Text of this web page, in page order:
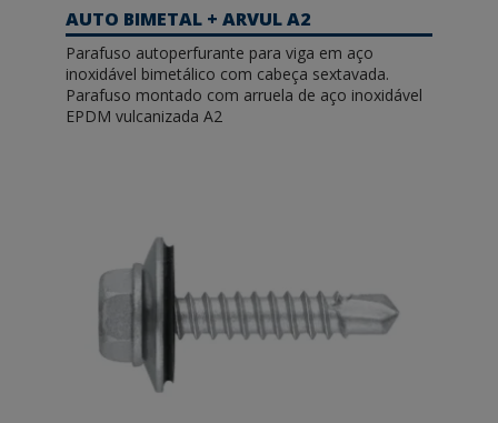
AUTO BIMETAL + ARVUL A2
Parafuso autoperfurante para viga em aço
inoxidável bimetálico com cabeça sextavada.
Parafuso montado com arruela de aço inoxidável
EPDM vulcanizada A2